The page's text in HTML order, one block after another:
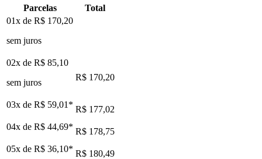
Parcelas
Total
01x de R$ 170,20
sem juros
02x de R$ 85,10
sem juros
R$ 170,20
03x de R$ 59,01 * R$ 177,02
04x de R$ 44,69* R$ 178,75
05x de R$ 36,10* R$ 180,49